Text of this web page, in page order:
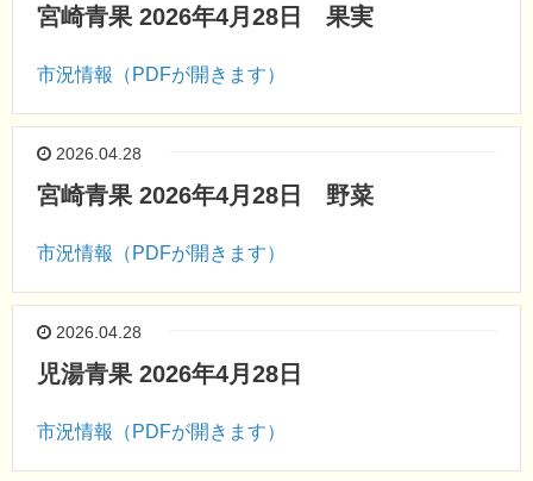
宮崎青果 2026年4月28日 果実
市況情報（PDFが開きます）
2026.04.28
宮崎青果 2026年4月28日 野菜
市況情報（PDFが開きます）
2026.04.28
児湯青果 2026年4月28日
市況情報（PDFが開きます）